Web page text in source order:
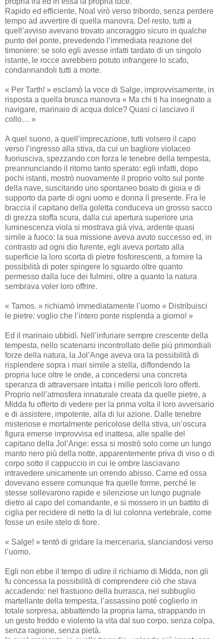
Rapido ed efficiente, Noal virò verso tribordo, senza perdere
tempo ad avvertire di quella manovra. Del resto, tutti a
quell’avviso avevano trovato ancoraggio sicuro in qualche
punto del ponte, prevedendo l’immediata reazione del
timoniere: se solo egli avesse infatti tardato di un singolo
istante, le rocce avrebbero potuto infrangere lo scafo,
condannandoli tutti a morte.
« Per Tarth! » esclamò la voce di Salge, improvvisamente, in
risposta a quella brusca manovra « Ma chi ti ha insegnato a
navigare, marinaio di acqua dolce? Quasi ci lasciavo il
collo… »
A quel suono, a quell’imprecazione, tutti volsero il capo
verso l’ingresso alla stiva, da cui un bagliore violaceo
fuoriusciva, spezzando con forza le tenebre della tempesta,
preannunciando il ritorno tanto sperato: egli infatti, dopo
pochi istanti, mostrò nuovamente il proprio volto sul ponte
della nave, suscitando uno spontaneo boato di gioia e di
supporto da parte di ogni uomo e donna lì presente. Fra le
braccia il capitano della goletta conduceva un grosso sacco
di grezza stoffa scura, dalla cui apertura superiore una
luminescenza viola si mostrava già viva, ardente quasi
simile a fuoco: la sua missione aveva avuto successo ed, in
contrasto ad ogni dio furente, egli aveva portato alla
superficie la loro scorta di pietre fosforescenti, a fornire la
possibilità di poter spingere lo sguardo oltre quanto
permesso dalla luce dei fulmini, oltre a quanto la natura
sembrava voler loro offrire.
« Tamos. » richiamò immediatamente l’uomo « Distribuisci
le pietre: voglio che l’intero ponte risplenda a giorno! »
Ed il marinaio ubbidì. Nell’infuriare sempre crescente della
tempesta, nello scatenarsi incontrollato delle più primordiali
forze della natura, la Jol’Ange aveva ora la possibilità di
risplendere sopra i mari simile a stella, diffondendo la
propria luce oltre le onde, a concedersi una concreta
speranza di attraversare intatta i mille pericoli loro offerti.
Proprio nell’atmosfera innaturale creata da quelle pietre, a
Midda fu offerto di vedere per la prima volta il loro avversario
e di assistere, impotente, alla di lui azione. Dalle tenebre
misteriose e mortalmente pericolose della stiva, un’oscura
figura emerse improvvisa ed inattesa, alle spalle del
capitano della Jol’Ange: essa si mostrò solo come un lungo
manto nero più della notte, apparentemente priva di viso o di
corpo sotto il cappuccio in cui le ombre lasciavano
intravedere unicamente un orrendo abisso. Carne ed ossa
dovevano essere comunque fra quelle forme, perché le
stesse sollevarono rapide e silenziose un lungo pugnale
dietro al capo del comandante, e si mossero in un battito di
ciglia per recidere di netto la di lui colonna vertebrale, come
fosse un esile stelo di fiore.
« Salge! » tentò di gridare la mercenaria, slanciandosi verso
l’uomo.
Egli non ebbe il tempo di udire il richiamo di Midda, non gli
fu concessa la possibilità di comprendere ciò che stava
accadendo: nel frastuono della burrasca, nel subbuglio
martellante della tempesta, l’assassino poté coglierlo in
totale sorpresa, abbattendo la propria lama, strappando in
un gesto freddo e violento la vita dal suo corpo, senza colpa,
senza ragione, senza pietà.